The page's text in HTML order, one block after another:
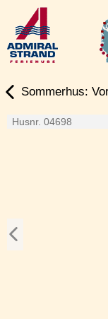
Sommerhus:
Husnr. 04698